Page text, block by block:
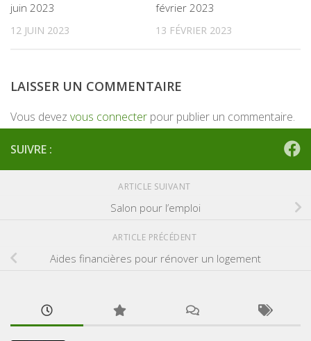
juin 2023
12 JUIN 2023
février 2023
13 FÉVRIER 2023
LAISSER UN COMMENTAIRE
Vous devez vous connecter pour publier un commentaire.
SUIVRE :
ARTICLE SUIVANT
Salon pour l’emploi
ARTICLE PRÉCÉDENT
Aides financières pour rénover un logement